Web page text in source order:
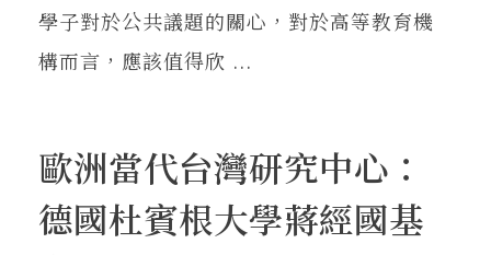
學子對於公共議題的關心，對於高等教育機
構而言，應該值得欣 ...
歐洲當代台灣研究中心：
德國杜賓根大學蔣經國基